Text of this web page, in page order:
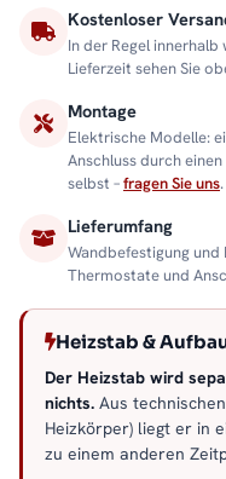
Kostenloser
In der Regel
Lieferzeit sehen Sie
Montage
Elektrische Modelle:
Anschluss durch
selbst –fragen Sie uns.
Lieferumfang
Wandbefestigung
Thermostate und
Heizstab &
Der Heizstab wird
nichts. Aus
Heizkörper) liegt er in
zu einem anderen